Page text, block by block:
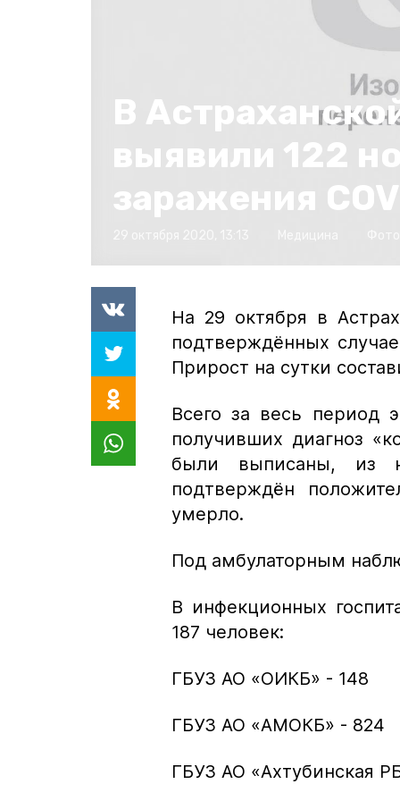
В
выявили 122
заражения
На 29 октября в
подтверждённых
Прирост на сутки
Всего за весь период
получивших диагноз
были выписаны, из
подтверждён
умерло.
Под амбулаторным
В инфекционных
187 человек:
ГБУЗ АО «ОИКБ» - 148
ГБУЗ АО «АМОКБ» - 824
ГБУЗ АО «Ахтубинская